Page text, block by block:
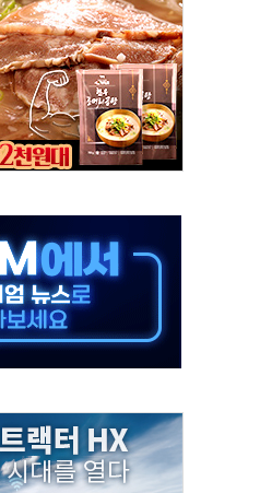
구도